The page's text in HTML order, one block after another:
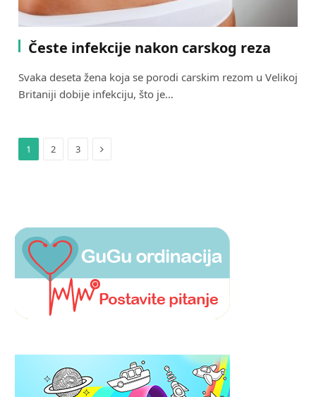
Česte infekcije nakon carskog reza
Svaka deseta žena koja se porodi carskim rezom u Velikoj
Britaniji dobije infekciju, što je…
1 2 3 Next